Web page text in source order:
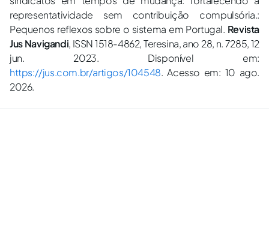
representatividade sem contribuição compulsória.:
Pequenos reflexos sobre o sistema em Portugal. Revista
Jus Navigandi, ISSN 1518-4862, Teresina, ano 28, n. 7285, 12
jun. 2023. Disponível em:
https://jus.com.br/artigos/104548. Acesso em: 10 ago.
2026.